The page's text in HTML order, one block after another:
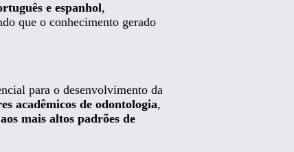
e espanhol,
que o conhecimento gerado
para o desenvolvimento da
acadêmicos de odontologia,
mais altos padrões de